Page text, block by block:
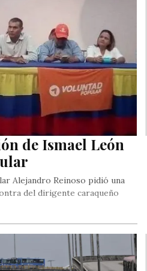
de Ismael León
Alejandro Reinoso pidió una
del dirigente caraqueño